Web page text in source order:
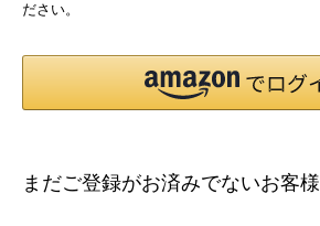
ださい。
まだご登録がお済みでないお客様